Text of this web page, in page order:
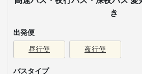
き
出発便
昼行便 夜行便
バスタイプ